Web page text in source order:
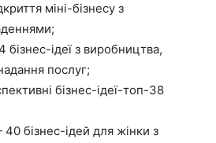
міні-бізнесу з
бізнес-ідеї з виробництва,
послуг;
бізнес-ідеї-топ-38
бізнес-ідей для жінки з